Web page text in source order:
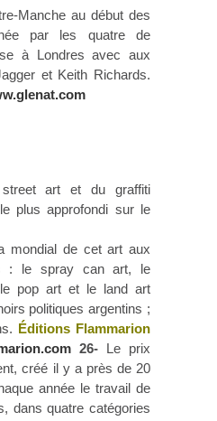
Manche au début des
par les quatre de
à Londres avec aux
et Keith Richards.
art et du graffiti
plus approfondi sur le
mondial de cet art aux
: le spray can art, le
pop art et le land art
politiques argentins ;
Éditions Flammarion
26- Le prix
créé il y a près de 20
année le travail de
dans quatre catégories